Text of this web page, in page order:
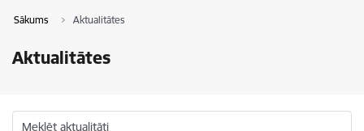
Sākums Aktualitātes
Aktualitātes
Meklēt aktualitāti